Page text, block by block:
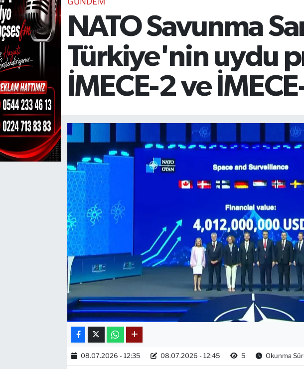
NATO Savunma
Türkiye'nin uydu
İMECE-2 ve
08.07.2026 - 12:35 08.07.2026 - 12:45 5 Okunma
TEKNOLOJİ
CANLI DİNLE
RESMİ İLANLAR
Gencsesfm Canlı Dinle